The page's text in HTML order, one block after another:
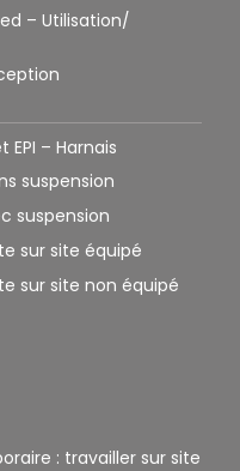
– Utilisation/
– Harnais
suspension
suspension
sur site équipé
sur site non équipé
: travailler sur site